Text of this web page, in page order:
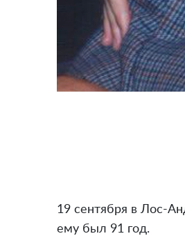
19 сентября в Лос-
ему был 91 год.